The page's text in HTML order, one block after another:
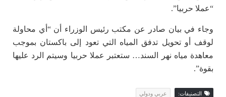
“عملا حربيا”.
وجاء في بيان صادر عن مكتب رئيس الوزراء أن “أي محاولة
لوقف أو تحويل تدفق المياه التي تعود إلى باكستان بموجب
معاهدة مياه نهر السند… ستعتبر عملا حربيا وسيتم الرد عليها
بقوة”.
التصنيفات: عربي ودولي